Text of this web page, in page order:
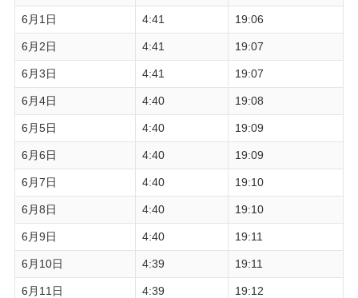
6月1日 4:41 19:06
6月2日 4:41 19:07
6月3日 4:41 19:07
6月4日 4:40 19:08
6月5日 4:40 19:09
6月6日 4:40 19:09
6月7日 4:40 19:10
6月8日 4:40 19:10
6月9日 4:40 19:11
6月10日 4:39 19:11
6月11日 4:39 19:12